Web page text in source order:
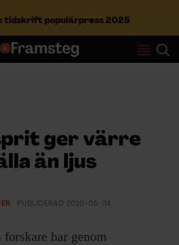
tidskrift populärpress 2025
Logga in
ger värre
än ljus
PUBLICERAD 2010-05-04
har genom